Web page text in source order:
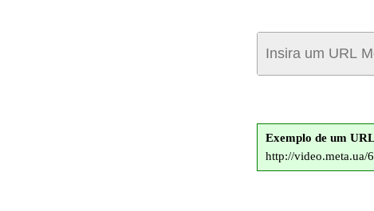
Exemplo de um
http://video.meta.ua/